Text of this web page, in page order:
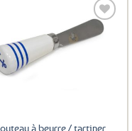
à beurre / tartiner